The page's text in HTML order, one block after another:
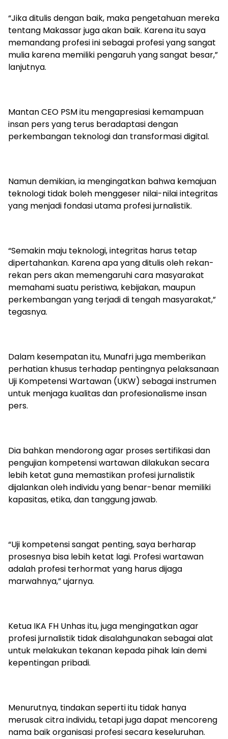
“Jika ditulis dengan baik, maka pengetahuan mereka
tentang Makassar juga akan baik. Karena itu saya
memandang profesi ini sebagai profesi yang sangat
mulia karena memiliki pengaruh yang sangat besar,”
lanjutnya.
Mantan CEO PSM itu mengapresiasi kemampuan
insan pers yang terus beradaptasi dengan
perkembangan teknologi dan transformasi digital.
Namun demikian, ia mengingatkan bahwa kemajuan
teknologi tidak boleh menggeser nilai-nilai integritas
yang menjadi fondasi utama profesi jurnalistik.
“Semakin maju teknologi, integritas harus tetap
dipertahankan. Karena apa yang ditulis oleh rekan-
rekan pers akan memengaruhi cara masyarakat
memahami suatu peristiwa, kebijakan, maupun
perkembangan yang terjadi di tengah masyarakat,”
tegasnya.
Dalam kesempatan itu, Munafri juga memberikan
perhatian khusus terhadap pentingnya pelaksanaan
Uji Kompetensi Wartawan (UKW) sebagai instrumen
untuk menjaga kualitas dan profesionalisme insan
pers.
Dia bahkan mendorong agar proses sertifikasi dan
pengujian kompetensi wartawan dilakukan secara
lebih ketat guna memastikan profesi jurnalistik
dijalankan oleh individu yang benar-benar memiliki
kapasitas, etika, dan tanggung jawab.
“Uji kompetensi sangat penting, saya berharap
prosesnya bisa lebih ketat lagi. Profesi wartawan
adalah profesi terhormat yang harus dijaga
marwahnya,” ujarnya.
Ketua IKA FH Unhas itu, juga mengingatkan agar
profesi jurnalistik tidak disalahgunakan sebagai alat
untuk melakukan tekanan kepada pihak lain demi
kepentingan pribadi.
Menurutnya, tindakan seperti itu tidak hanya
merusak citra individu, tetapi juga dapat mencoreng
nama baik organisasi profesi secara keseluruhan.